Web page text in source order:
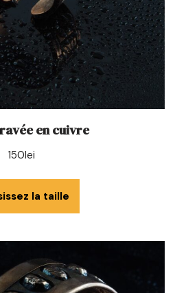
en cuivre
150lei
la taille